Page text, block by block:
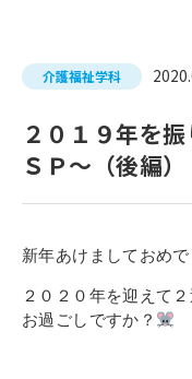
研修・講座
公共職業訓練
よくあるご質問
在校生の皆さまへ
介護福祉学科
２０１９年を
ＳＰ～（後編）
新年あけましておめ
２０２０年を迎えて
お過ごしですか？